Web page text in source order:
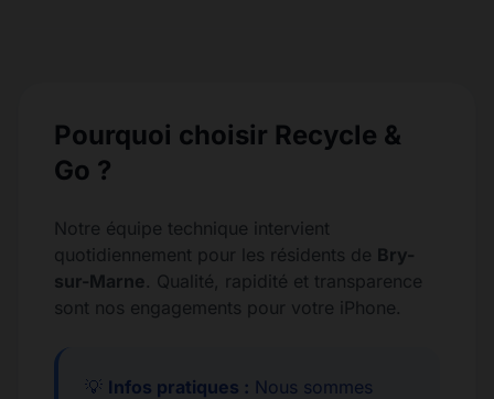
Pourquoi choisir Recycle &
Go ?
Notre équipe technique intervient
quotidiennement pour les résidents de Bry-
sur-Marne. Qualité, rapidité et transparence
sont nos engagements pour votre iPhone.
💡 Infos pratiques : Nous sommes